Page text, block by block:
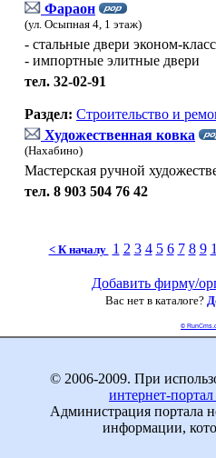
Фараон
(ул. Осыпная 4, 1 этаж)
- стальные двери эконом-
- импортные элитные двери
тел. 32-02-91
Раздел: Строительство и
Художественная ковка
(Нахабино)
Мастерская ручной
тел. 8 903 504 76 42
< К началу 1 2 3 4 5 6 7 8 9
Добавить фирму/
Вас нет в каталоге?
©
© 2006-2009. При
интернет-
Администрация портала
информации,